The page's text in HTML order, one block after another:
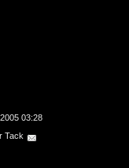
03:28
Tack